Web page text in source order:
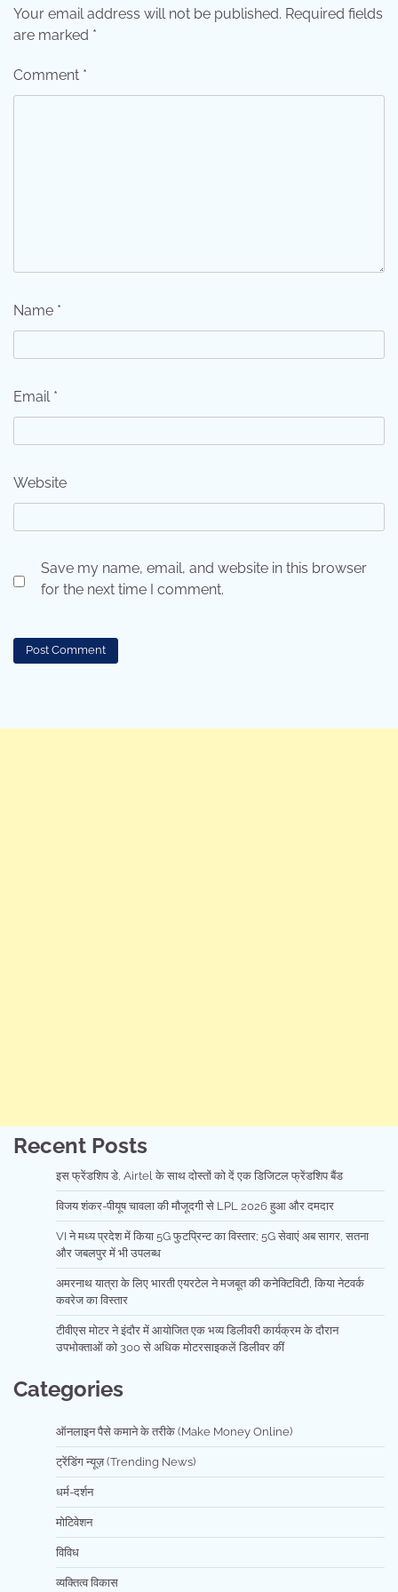
Your email address will not be published. Required fields
are marked *
Comment *
Name *
Email *
Website
Save my name, email, and website in this browser
for the next time I comment.
Recent Posts
इस फ्रेंडशिप डे, Airtel के साथ दोस्तों को दें एक डिजिटल फ्रेंडशिप बैंड
विजय शंकर-पीयूष चावला की मौजूदगी से LPL 2026 हुआ और दमदार
VI ने मध्य प्रदेश में किया 5G फुटप्रिन्ट का विस्तार; 5G सेवाएं अब सागर, सतना
और जबलपुर में भी उपलब्ध
अमरनाथ यात्रा के लिए भारती एयरटेल ने मजबूत की कनेक्टिविटी, किया नेटवर्क
कवरेज का विस्तार
टीवीएस मोटर ने इंदौर में आयोजित एक भव्य डिलीवरी कार्यक्रम के दौरान
उपभोक्ताओं को 300 से अधिक मोटरसाइकलें डिलीवर कीं
Categories
ऑनलाइन पैसे कमाने के तरीके (Make Money Online)
ट्रेंडिंग न्यूज़ (Trending News)
धर्म-दर्शन
मोटिवेशन
विविध
व्यक्तित्व विकास